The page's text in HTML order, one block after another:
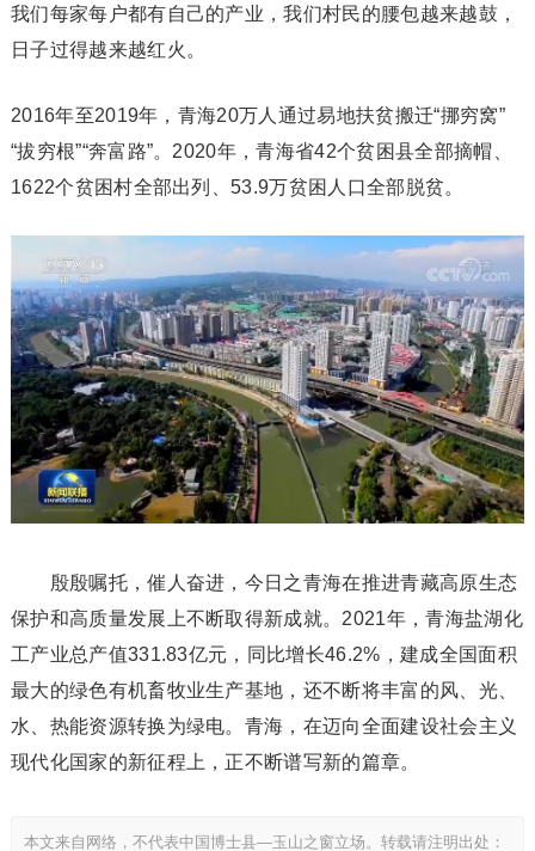
我们每家每户都有自己的产业，我们村民的腰包越来越鼓，
日子过得越来越红火。
2016年至2019年，青海20万人通过易地扶贫搬迁“挪穷窝”
“拔穷根”“奔富路”。2020年，青海省42个贫困县全部摘帽、
1622个贫困村全部出列、53.9万贫困人口全部脱贫。
殷殷嘱托，催人奋进，今日之青海在推进青藏高原生态
保护和高质量发展上不断取得新成就。2021年，青海盐湖化
工产业总产值331.83亿元，同比增长46.2%，建成全国面积
最大的绿色有机畜牧业生产基地，还不断将丰富的风、光、
水、热能资源转换为绿电。青海，在迈向全面建设社会主义
现代化国家的新征程上，正不断谱写新的篇章。
本文来自网络，不代表中国博士县—玉山之窗立场。转载请注明出处：